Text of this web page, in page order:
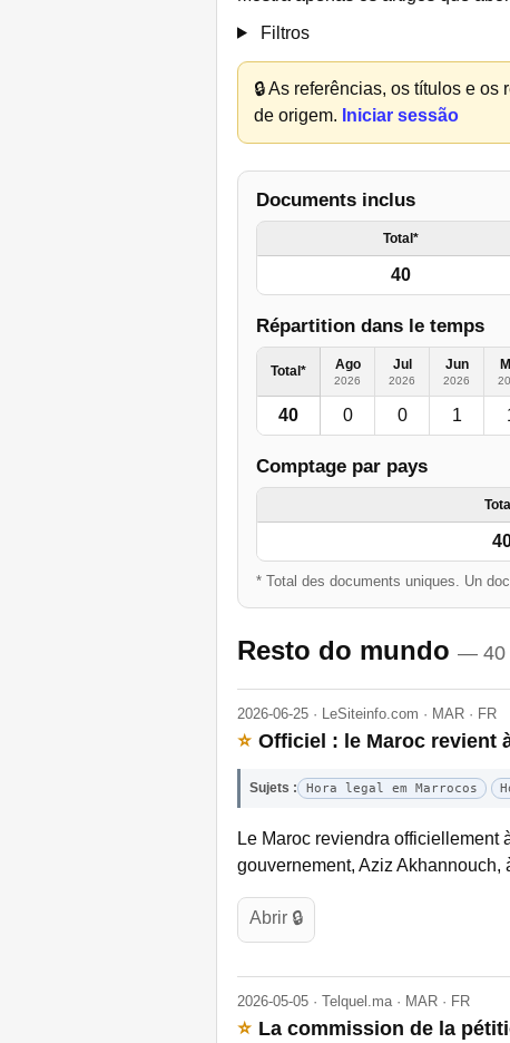
Filtros
🔒As referências, os títulos e os
de origem. Iniciar sessão
Documents inclus
Total*
40
Répartition dans le temps
Total* Ago
2026
Jul
2026
Jun
2026
40 0 0 1
Comptage par pays
* Total des documents uniques. Un
Resto do mundo — 40
2026-06-25 · LeSiteinfo.com · MAR · FR
⭐ Officiel : le Maroc revient
Sujets : Hora legal em Marrocos
Le Maroc reviendra officiellement
gouvernement, Aziz Akhannouch,
Abrir 🔒
2026-05-05 · Telquel.ma · MAR · FR
⭐ La commission de la